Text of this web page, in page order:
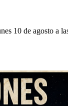
10 de agosto a